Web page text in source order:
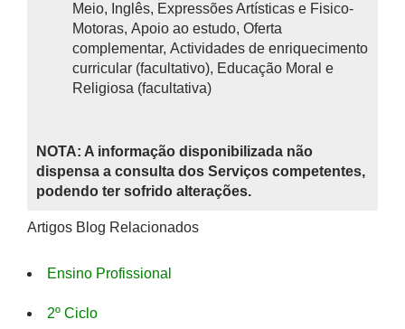
Meio, Inglês, Expressões Artísticas e Fisico-
Motoras, Apoio ao estudo, Oferta
complementar, Actividades de enriquecimento
curricular (facultativo), Educação Moral e
Religiosa (facultativa)
NOTA: A informação disponibilizada não
dispensa a consulta dos Serviços competentes,
podendo ter sofrido alterações.
Artigos Blog Relacionados
Ensino Profissional
2º Ciclo